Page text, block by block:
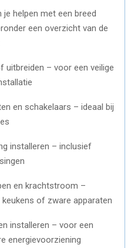
je helpen met een breed
een overzicht van de
uitbreiden – voor een veilige
en schakelaars – ideaal bij
installeren – inclusief
en krachtstroom –
of zware apparaten
installeren – voor een
energievoorziening